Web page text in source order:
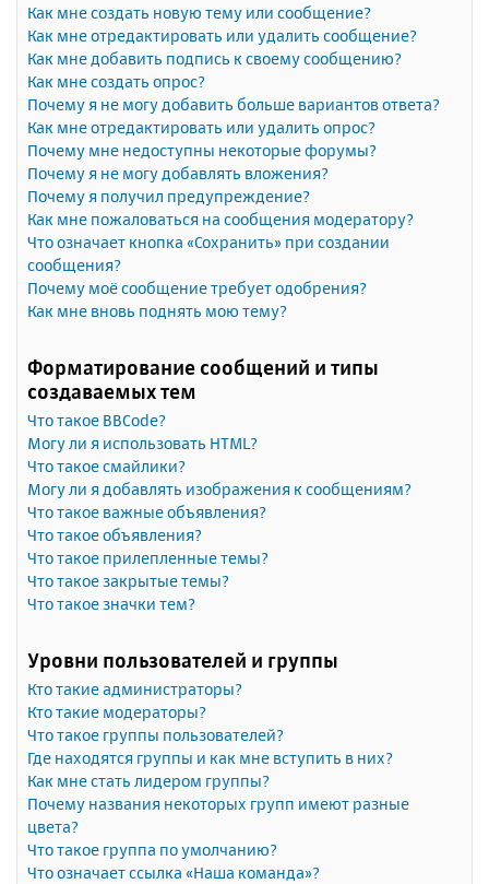
Как мне создать новую тему или сообщение?
Как мне отредактировать или удалить сообщение?
Как мне добавить подпись к своему сообщению?
Как мне создать опрос?
Почему я не могу добавить больше вариантов ответа?
Как мне отредактировать или удалить опрос?
Почему мне недоступны некоторые форумы?
Почему я не могу добавлять вложения?
Почему я получил предупреждение?
Как мне пожаловаться на сообщения модератору?
Что означает кнопка «Сохранить» при создании
сообщения?
Почему моё сообщение требует одобрения?
Как мне вновь поднять мою тему?
Форматирование сообщений и типы
создаваемых тем
Что такое BBCode?
Могу ли я использовать HTML?
Что такое смайлики?
Могу ли я добавлять изображения к сообщениям?
Что такое важные объявления?
Что такое объявления?
Что такое прилепленные темы?
Что такое закрытые темы?
Что такое значки тем?
Уровни пользователей и группы
Кто такие администраторы?
Кто такие модераторы?
Что такое группы пользователей?
Где находятся группы и как мне вступить в них?
Как мне стать лидером группы?
Почему названия некоторых групп имеют разные
цвета?
Что такое группа по умолчанию?
Что означает ссылка «Наша команда»?